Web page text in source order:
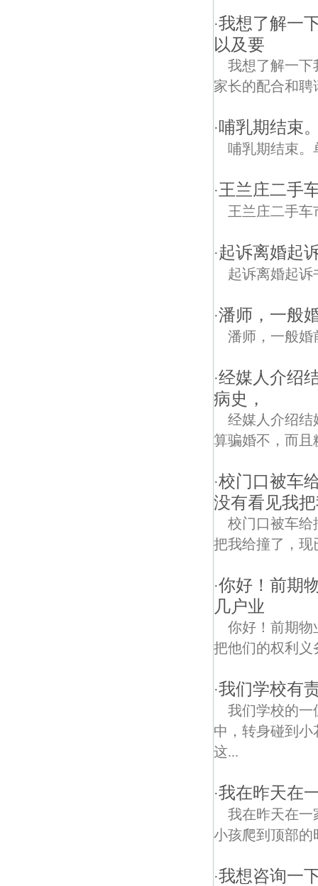
·我想了解一
以及要
我想了解一下
家长的配合和聘
·哺乳期结束
哺乳期结束
·王兰庄二手
王兰庄二手
·起诉离婚起
起诉离婚起诉
·潘师，一般
潘师，一般婚
·经媒人介绍
病史，
经媒人介绍结
算骗婚不，而且
·校门口被车
没有看见我
校门口被车给
把我给撞了，现
·你好！前期
几户业
你好！前期物
把他们的权利义
·我们学校有
我们学校的一
中，转身碰到
这...
·我在昨天在
我在昨天在
小孩爬到顶部的
·我想咨询一